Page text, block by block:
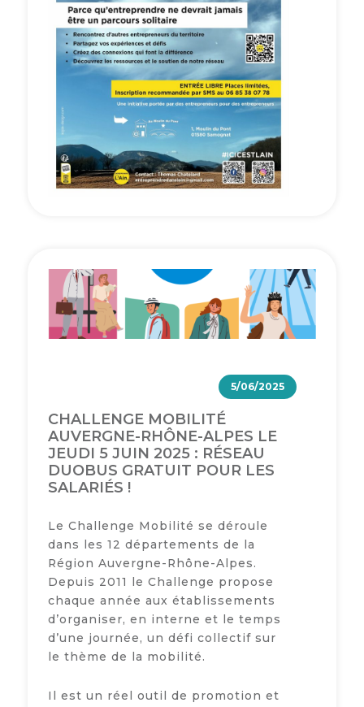
5/06/2025
CHALLENGE MOBILITÉ
AUVERGNE-RHÔNE-ALPES LE
JEUDI 5 JUIN 2025 : RÉSEAU
DUOBUS GRATUIT POUR LES
SALARIÉS !
Le Challenge Mobilité se déroule
dans les 12 départements de la
Région Auvergne-Rhône-Alpes.
Depuis 2011 le Challenge propose
chaque année aux établissements
d’organiser, en interne et le temps
d’une journée, un défi collectif sur
le thème de la mobilité.
Il est un réel outil de promotion et